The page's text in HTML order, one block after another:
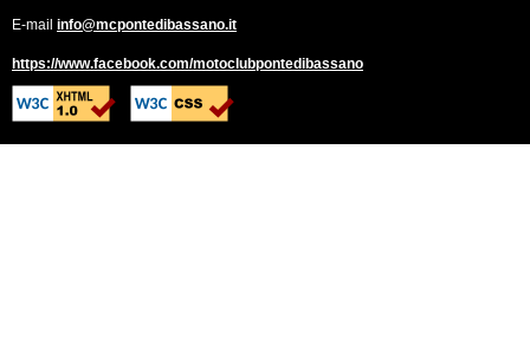
E-mail info@mcpontedibassano.it
https://www.facebook.com/motoclubpontedibassano